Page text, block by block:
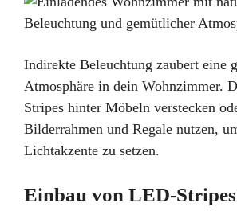
Indirekte Beleuchtung zaubert eine
Atmosphäre in dein Wohnzimmer.
Stripes hinter Möbeln verstecken
Bilderrahmen und Regale nutzen,
Lichtakzente zu setzen.
Einbau von LED-